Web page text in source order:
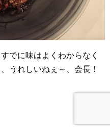
でに味はよくわからなく
うれしいねぇ～、会長！